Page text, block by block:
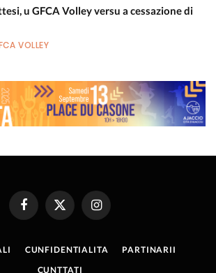
u GFCA Volley versu a cessazione di
VOLLEY
FacebookX
(Twitter)
Instagram
CUNFIDENTIALITA
PARTINARII
CUNTTATI